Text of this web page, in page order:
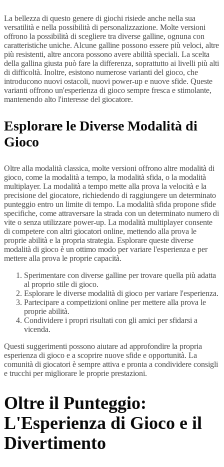
La bellezza di questo genere di giochi risiede anche nella sua
versatilità e nella possibilità di personalizzazione. Molte versioni
offrono la possibilità di scegliere tra diverse galline, ognuna con
caratteristiche uniche. Alcune galline possono essere più veloci, altre
più resistenti, altre ancora possono avere abilità speciali. La scelta
della gallina giusta può fare la differenza, soprattutto ai livelli più alti
di difficoltà. Inoltre, esistono numerose varianti del gioco, che
introducono nuovi ostacoli, nuovi power-up e nuove sfide. Queste
varianti offrono un'esperienza di gioco sempre fresca e stimolante,
mantenendo alto l'interesse del giocatore.
Esplorare le Diverse Modalità di
Gioco
Oltre alla modalità classica, molte versioni offrono altre modalità di
gioco, come la modalità a tempo, la modalità sfida, o la modalità
multiplayer. La modalità a tempo mette alla prova la velocità e la
precisione del giocatore, richiedendo di raggiungere un determinato
punteggio entro un limite di tempo. La modalità sfida propone sfide
specifiche, come attraversare la strada con un determinato numero di
vite o senza utilizzare power-up. La modalità multiplayer consente
di competere con altri giocatori online, mettendo alla prova le
proprie abilità e la propria strategia. Esplorare queste diverse
modalità di gioco è un ottimo modo per variare l'esperienza e per
mettere alla prova le proprie capacità.
Sperimentare con diverse galline per trovare quella più adatta
al proprio stile di gioco.
Esplorare le diverse modalità di gioco per variare l'esperienza.
Partecipare a competizioni online per mettere alla prova le
proprie abilità.
Condividere i propri risultati con gli amici per sfidarsi a
vicenda.
Questi suggerimenti possono aiutare ad approfondire la propria
esperienza di gioco e a scoprire nuove sfide e opportunità. La
comunità di giocatori è sempre attiva e pronta a condividere consigli
e trucchi per migliorare le proprie prestazioni.
Oltre il Punteggio:
L'Esperienza di Gioco e il
Divertimento